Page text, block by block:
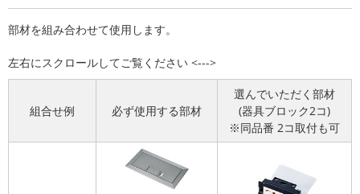
部材を組み合わせて使用します。
組合せ例 必ず使用する部材
選んでいただく部材
(器具ブロック2コ)
※同品番 2コ取付も可